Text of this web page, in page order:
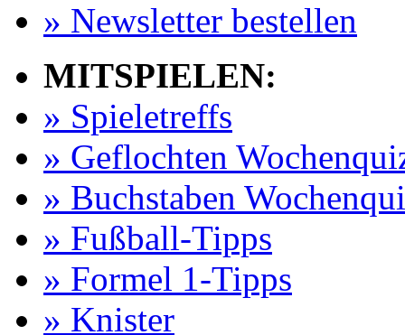
» Newsletter bestellen
MITSPIELEN:
» Spieletreffs
» Geflochten
» Buchstaben
» Fußball-Tipps
» Formel 1-Tipps
» Knister